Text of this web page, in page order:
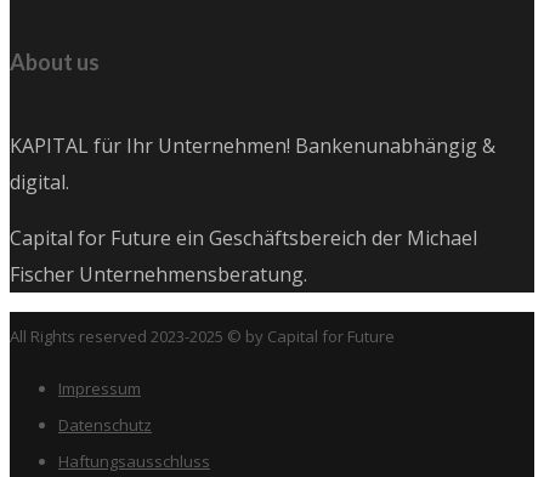
About us
KAPITAL für Ihr Unternehmen! Bankenunabhängig &
digital.
Capital for Future ein Geschäftsbereich der Michael
Fischer Unternehmensberatung.
All Rights reserved 2023-2025 © by Capital for Future
Impressum
Datenschutz
Haftungsausschluss